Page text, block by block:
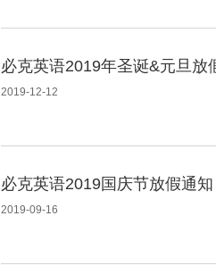
必克英语2019年圣诞&元旦放
2019-12-12
必克英语2019国庆节放假通知
2019-09-16